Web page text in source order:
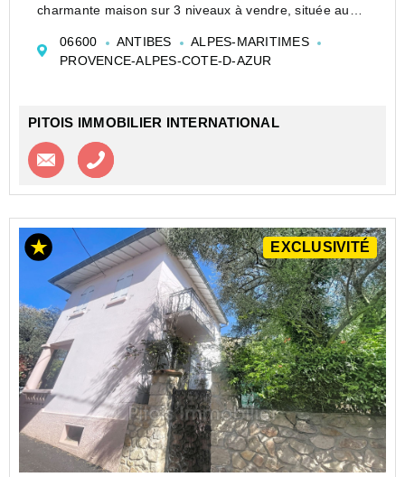
charmante maison sur 3 niveaux à vendre, située au
Surface de 57,40 m², offrant 2 chambres et un séjour
lumineux parfait...
06600 ANTIBES
ALPES-MARITIMES
PROVENCE-ALPES-COTE-D-AZUR
PITOIS IMMOBILIER INTERNATIONAL
Contacter l'agence
EXCLUSIVITÉ